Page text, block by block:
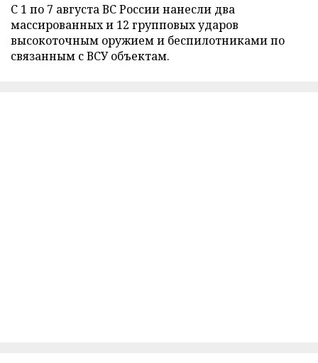
С 1 по 7 августа ВС России нанесли два
массированных и 12 групповых ударов
высокоточным оружием и беспилотниками по
связанным с ВСУ объектам.